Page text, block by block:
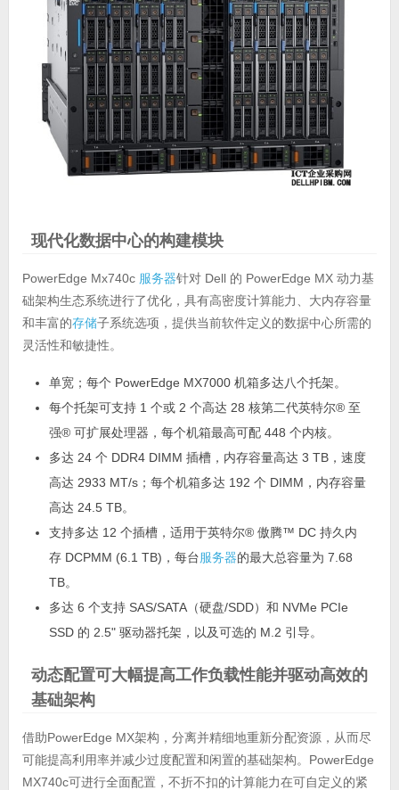
现代化数据中心的构建模块
PowerEdge Mx740c 服务器针对 Dell 的 PowerEdge MX 动力基
础架构生态系统进行了优化，具有高密度计算能力、大内存容量
和丰富的存储子系统选项，提供当前软件定义的数据中心所需的
灵活性和敏捷性。
单宽；每个 PowerEdge MX7000 机箱多达八个托架。
每个托架可支持 1 个或 2 个高达 28 核第二代英特尔® 至
强® 可扩展处理器，每个机箱最高可配 448 个内核。
多达 24 个 DDR4 DIMM 插槽，内存容量高达 3 TB，速度
高达 2933 MT/s；每个机箱多达 192 个 DIMM，内存容量
高达 24.5 TB。
支持多达 12 个插槽，适用于英特尔® 傲腾™ DC 持久内
存 DCPMM (6.1 TB)，每台服务器的最大总容量为 7.68
TB。
多达 6 个支持 SAS/SATA（硬盘/SDD）和 NVMe PCIe
SSD 的 2.5" 驱动器托架，以及可选的 M.2 引导。
动态配置可大幅提高工作负载性能并驱动高效的
基础架构
借助PowerEdge MX架构，分离并精细地重新分配资源，从而尽
可能提高利用率并减少过度配置和闲置的基础架构。PowerEdge
MX740c可进行全面配置，不折不扣的计算能力在可自定义的紧